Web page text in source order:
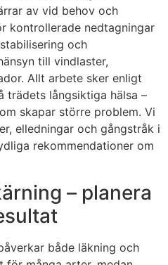
av vid behov och
kontrollerade nedtagningar
och
till vindlaster,
Allt arbete sker enligt
trädets långsiktiga hälsa –
skapar större problem. Vi
elledningar och gångstråk i
rekommendationer om
– planera
både läkning och